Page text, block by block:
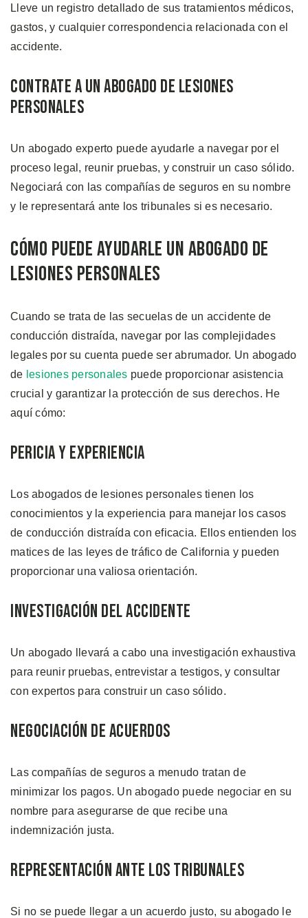
Lleve un registro detallado de sus tratamientos médicos,
gastos, y cualquier correspondencia relacionada con el
accidente.
Contrate a un Abogado de Lesiones
Personales
Un abogado experto puede ayudarle a navegar por el
proceso legal, reunir pruebas, y construir un caso sólido.
Negociará con las compañías de seguros en su nombre
y le representará ante los tribunales si es necesario.
Cómo Puede Ayudarle un Abogado de
Lesiones Personales
Cuando se trata de las secuelas de un accidente de
conducción distraída, navegar por las complejidades
legales por su cuenta puede ser abrumador. Un abogado
de lesiones personales puede proporcionar asistencia
crucial y garantizar la protección de sus derechos. He
aquí cómo:
Pericia y Experiencia
Los abogados de lesiones personales tienen los
conocimientos y la experiencia para manejar los casos
de conducción distraída con eficacia. Ellos entienden los
matices de las leyes de tráfico de California y pueden
proporcionar una valiosa orientación.
Investigación del Accidente
Un abogado llevará a cabo una investigación exhaustiva
para reunir pruebas, entrevistar a testigos, y consultar
con expertos para construir un caso sólido.
Negociación de Acuerdos
Las compañías de seguros a menudo tratan de
minimizar los pagos. Un abogado puede negociar en su
nombre para asegurarse de que recibe una
indemnización justa.
Representación ante los Tribunales
Si no se puede llegar a un acuerdo justo, su abogado le